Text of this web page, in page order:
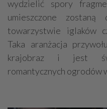
wydzielić spory
umieszczone
towarzystwie iglaków
Taka aranżacja
krajobraz i jest
romantycznych ogrodów